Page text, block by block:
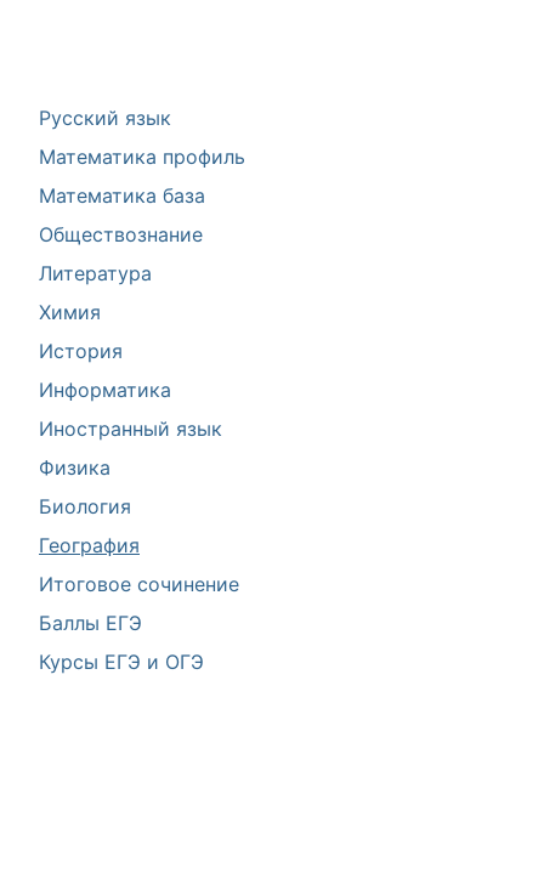
Русский язык
Математика профиль
Математика база
Обществознание
Литература
Химия
История
Информатика
Иностранный язык
Физика
Биология
География
Итоговое сочинение
Баллы ЕГЭ
Курсы ЕГЭ и ОГЭ